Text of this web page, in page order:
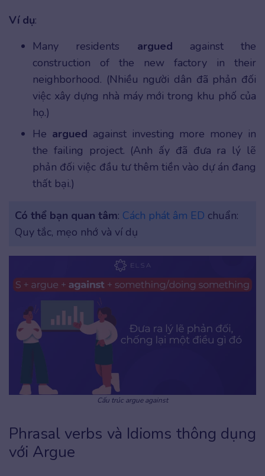
Ví dụ:
Many residents argued against the
construction of the new factory in their
neighborhood. (Nhiều người dân đã phản đối
việc xây dựng nhà máy mới trong khu phố của
họ.)
He argued against investing more money in
the failing project. (Anh ấy đã đưa ra lý lẽ
phản đối việc đầu tư thêm tiền vào dự án đang
thất bại.)
Có thể bạn quan tâm: Cách phát âm ED chuẩn:
Quy tắc, mẹo nhớ và ví dụ
Cấu trúc argue against
Phrasal verbs và Idioms thông dụng
với Argue